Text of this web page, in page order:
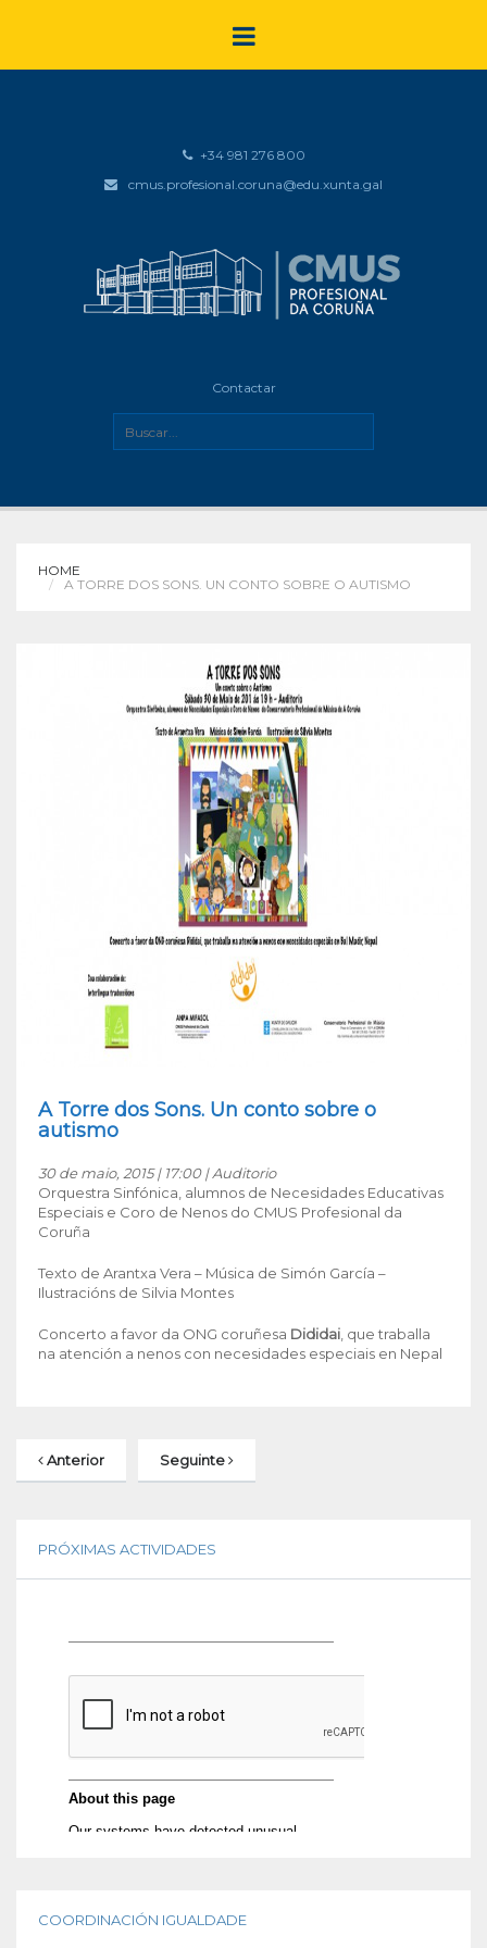
+34 981 276 800
cmus.profesional.coruna@edu.xunta.gal
Contactar
HOME
A TORRE DOS SONS. UN CONTO SOBRE O AUTISMO
A Torre dos Sons. Un conto sobre o
autismo
30 de maio, 2015 | 17:00 | Auditorio
Orquestra Sinfónica, alumnos de Necesidades Educativas
Especiais e Coro de Nenos do CMUS Profesional da
Coruña
Texto de Arantxa Vera – Música de Simón García –
Ilustracións de Silvia Montes
Concerto a favor da ONG coruñesa Dididai , que traballa
na atención a nenos con necesidades especiais en Nepal
Anterior Seguinte
PRÓXIMAS ACTIVIDADES
COORDINACIÓN IGUALDADE